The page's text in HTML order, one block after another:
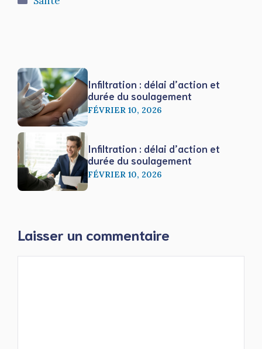
Infiltration : délai d’action et
durée du soulagement
FÉVRIER 10, 2026
Infiltration : délai d’action et
durée du soulagement
FÉVRIER 10, 2026
Laisser un commentaire